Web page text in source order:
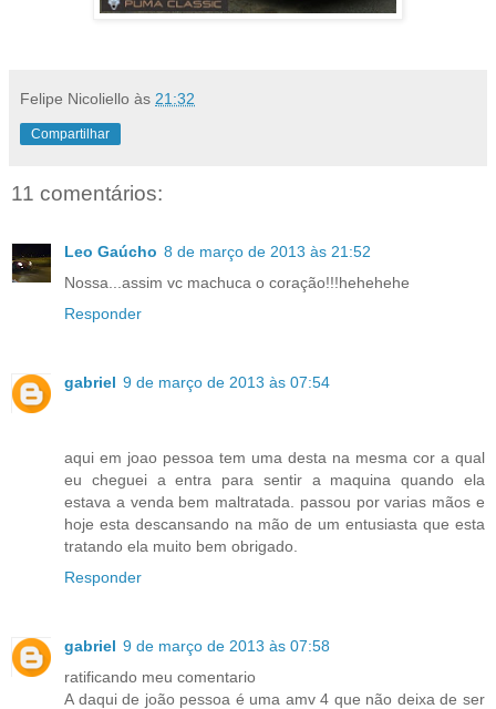
Felipe Nicoliello às 21:32
Compartilhar
11 comentários:
Leo Gaúcho 8 de março de 2013 às 21:52
Nossa...assim vc machuca o coração!!!hehehehe
Responder
gabriel 9 de março de 2013 às 07:54
aqui em joao pessoa tem uma desta na mesma cor a qual
eu cheguei a entra para sentir a maquina quando ela
estava a venda bem maltratada. passou por varias mãos e
hoje esta descansando na mão de um entusiasta que esta
tratando ela muito bem obrigado.
Responder
gabriel 9 de março de 2013 às 07:58
ratificando meu comentario
A daqui de joão pessoa é uma amv 4 que não deixa de ser